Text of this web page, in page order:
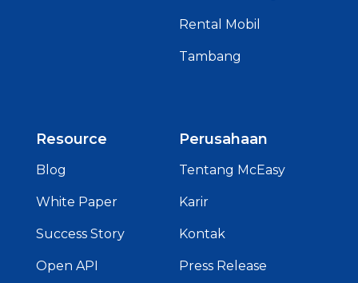
Rental Mobil
Tambang
Resource
Blog
White Paper
Success Story
Open API
Perusahaan
Tentang McEasy
Karir
Kontak
Press Release